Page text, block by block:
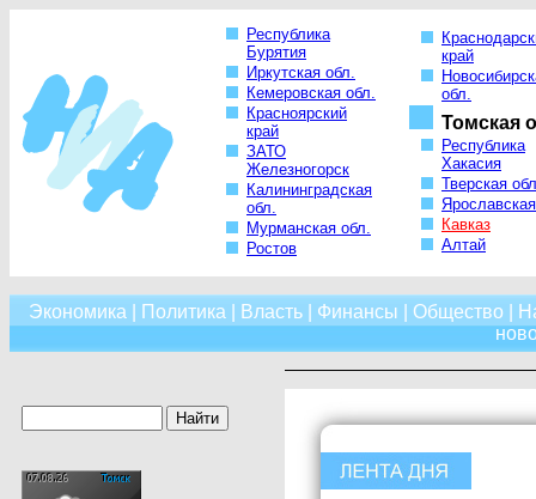
Республика
Бурятия
Иркутская обл.
Кемеровская обл.
Красноярский
край
ЗАТО
Железногорск
Калининградская
обл.
Мурманская обл.
Ростов
край
обл.
Томская
Республика
Хакасия
Тверская
Кавказ
Алтай
Экономика Политика Власть| Финансы Общество